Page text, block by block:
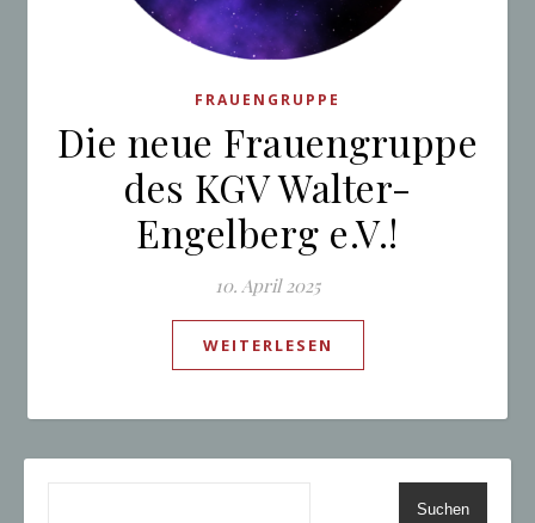
FRAUENGRUPPE
Die neue Frauengruppe
des KGV Walter-
Engelberg e.V.!
10. April 2025
WEITERLESEN
Suchen